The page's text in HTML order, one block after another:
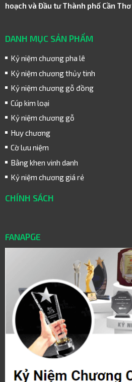
hoạch và Đầu tư Thành phố Cần Thơ
DANH MỤC SẢN PHẨM
Kỷ niệm chương pha lê
Kỷ niệm chương thủy tinh
Kỷ niệm chương gỗ đồng
Cúp kim loại
Kỷ niệm chương gỗ
Huy chương
Cờ lưu niệm
Bằng khen vinh danh
Kỷ niệm chương giá rẻ
CHÍNH SÁCH
FANAPGE